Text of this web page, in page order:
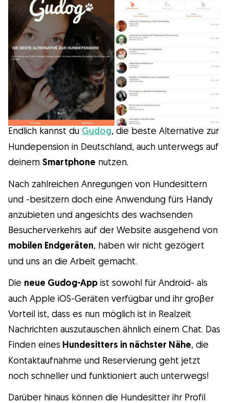
Wissenswert
Kuriositäten
Gesundheit
Erziehung
Hunderassen
Hundesitter
Was ist Gudog?
Gudog ist der einfachste Weg, den
perfekten Hundesitter zu finden und zu
sind bereit, sich um deinen Hund wie ein
Familienmitglied zu kümmern! Tierärztliche
Versorgung und Kostenlose Stornierung bei
jeder Buchung.
Entdecke Gudog
Endlich kannst du Gudog, die beste Alternative zur
Hundepension in Deutschland, auch unterwegs auf
deinem Smartphone nutzen.
Nach zahlreichen Anregungen von Hundesittern
und -besitzern doch eine Anwendung fürs Handy
anzubieten und angesichts des wachsenden
Besucherverkehrs auf der Website ausgehend von
mobilen Endgeräten, haben wir nicht gezögert
und uns an die Arbeit gemacht.
Die neue Gudog-App ist sowohl für Android- als
auch Apple iOS-Geräten verfügbar und ihr groβer
Vorteil ist, dass es nun möglich ist in Realzeit
Nachrichten auszutauschen ähnlich einem Chat. Das
Finden eines Hundesitters in nächster Nähe, die
Kontaktaufnahme und Reservierung geht jetzt
noch schneller und funktioniert auch unterwegs!
Darüber hinaus können die Hundesitter ihr Profil